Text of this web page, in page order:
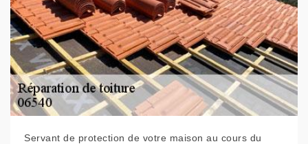
Servant de protection de votre maison au cours du